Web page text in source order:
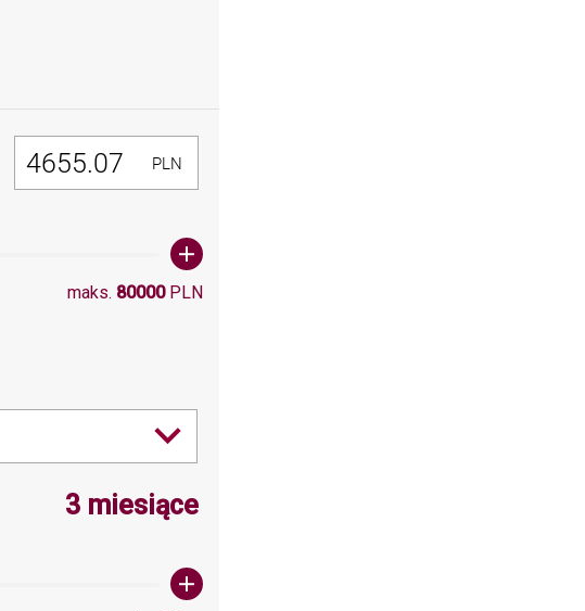
300, Maksymalna wartośc: 80000
PLN
maks. 80000PLN
wartośc: 60
3 miesiące